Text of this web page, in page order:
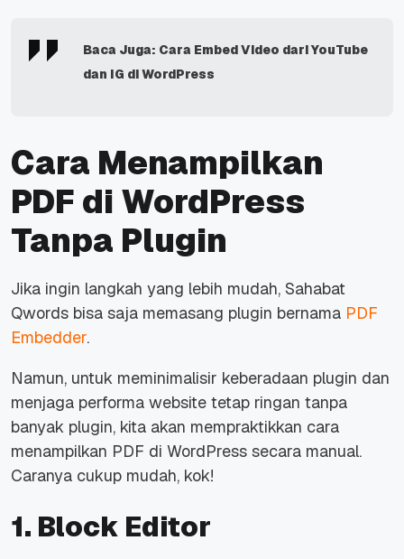
Baca Juga: Cara Embed Video dari YouTube
dan IG di WordPress
Cara Menampilkan
PDF di WordPress
Tanpa Plugin
Jika ingin langkah yang lebih mudah, Sahabat
Qwords bisa saja memasang plugin bernama PDF
Embedder.
Namun, untuk meminimalisir keberadaan plugin dan
menjaga performa website tetap ringan tanpa
banyak plugin, kita akan mempraktikkan cara
menampilkan PDF di WordPress secara manual.
Caranya cukup mudah, kok!
1. Block Editor